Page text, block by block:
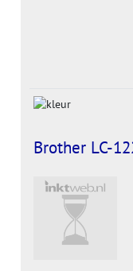
Brother LC-